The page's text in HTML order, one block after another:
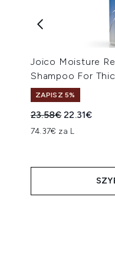
Joico Moisture
Shampoo For
ZAPISZ 5%
Sugerowana cena
23.58€Aktualna
22.31€
74.37€ za L